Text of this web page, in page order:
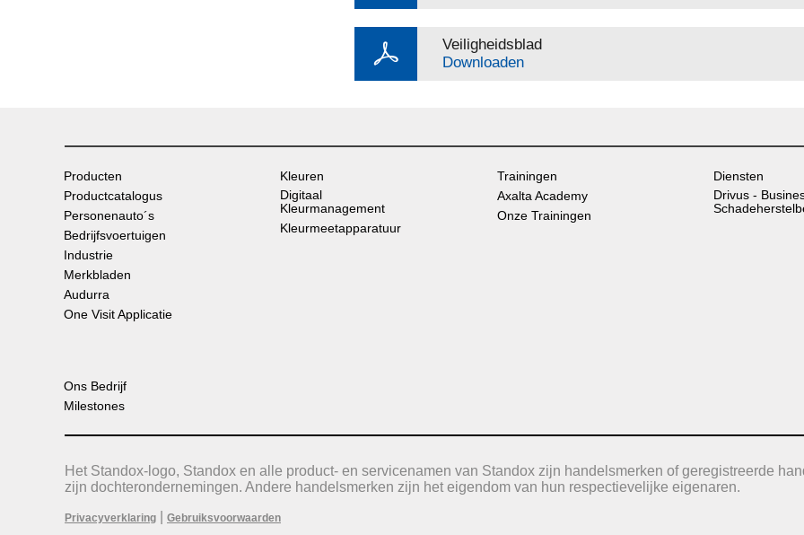
Veiligheidsblad
Downloaden
Producten
Productcatalogus
Personenauto´s
Bedrijfsvoertuigen
Industrie
Merkbladen
Audurra
One Visit Applicatie
Kleuren
Digitaal
Kleurmanagement
Kleurmeetapparatuur
Trainingen
Axalta Academy
Onze Trainingen
Diensten
Drivus -
Ons Bedrijf
Milestones
Het Standox-logo, Standox en alle product- en servicenamen van Standox zijn handelsmerken of geregistreerde
zijn dochterondernemingen. Andere handelsmerken zijn het eigendom van hun respectievelijke eigenaren.
Privacyverklaring Gebruiksvoorwaarden